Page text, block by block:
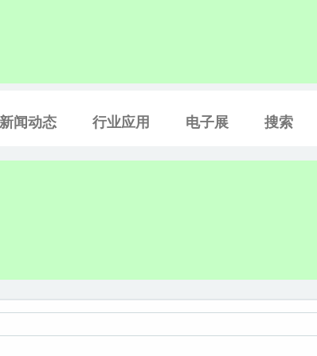
新闻动态 行业应用 电子展 搜索